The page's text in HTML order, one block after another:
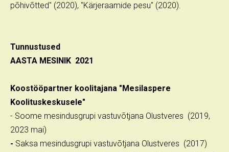
põhivõtted" (2020), "Kärjeraamide pesu" (2020).
Tunnustused
AASTA MESINIK 2021
Koostööpartner koolitajana "Mesilaspere
Koolituskeskusele"
- Soome mesindusgrupi vastuvõtjana Olustveres (2019,
2023 mai)
- Saksa mesindusgrupi vastuvõtjana Olustveres (2017)